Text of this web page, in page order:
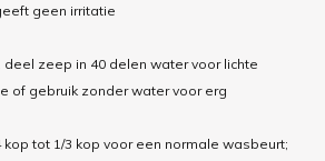
geen irritatie
deel zeep in 40 delen water voor lichte
of gebruik zonder water voor erg
tot 1/3 kop voor een normale wasbeurt;